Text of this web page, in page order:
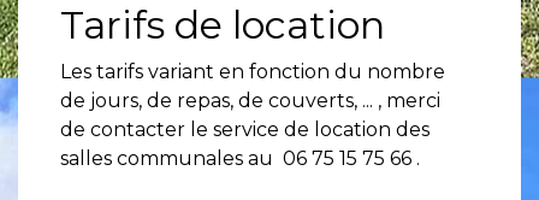
Tarifs de location
Les tarifs variant en fonction du nombre
de jours, de repas, de couverts, ... , merci
de contacter le service de location des
salles communales au 06 75 15 75 66 .